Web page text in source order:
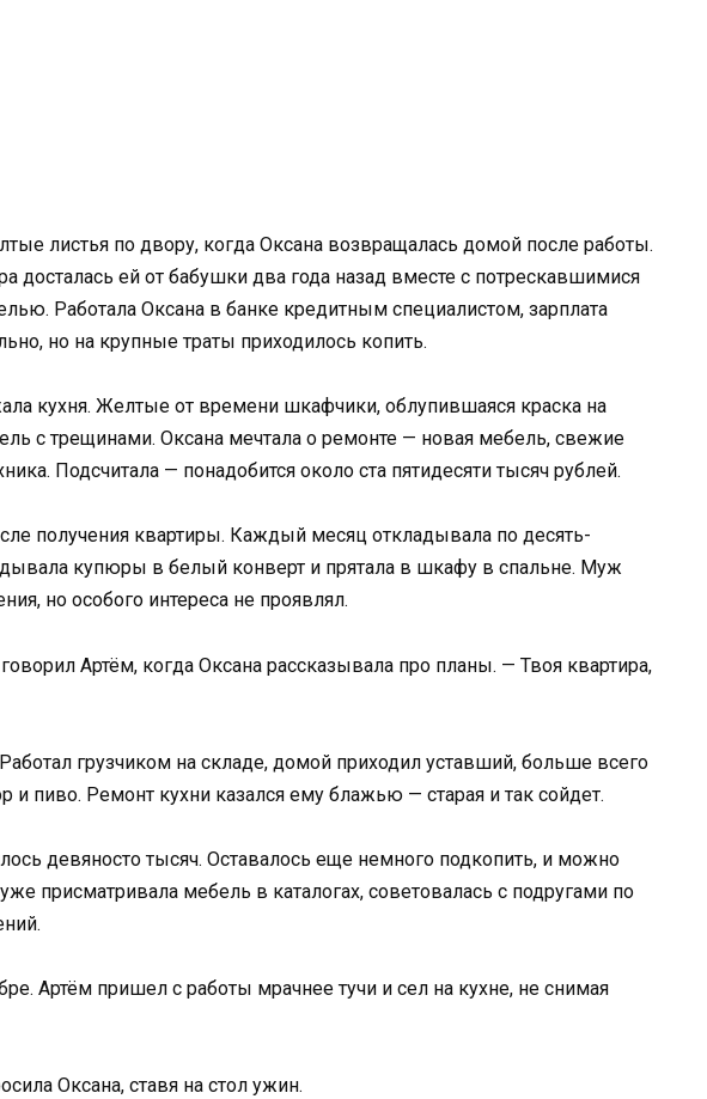
листья по двору, когда Оксана возвращалась домой после работы.
досталась ей от бабушки два года назад вместе с потрескавшимися
Работала Оксана в банке кредитным специалистом, зарплата
но на крупные траты приходилось копить.
кухня. Желтые от времени шкафчики, облупившаяся краска на
с трещинами. Оксана мечтала о ремонте — новая мебель, свежие
Подсчитала — понадобится около ста пятидесяти тысяч рублей.
получения квартиры. Каждый месяц откладывала по десять-
купюры в белый конверт и прятала в шкафу в спальне. Муж
но особого интереса не проявлял.
Артём, когда Оксана рассказывала про планы. — Твоя квартира,
грузчиком на складе, домой приходил уставший, больше всего
и пиво. Ремонт кухни казался ему блажью — старая и так сойдет.
девяносто тысяч. Оставалось еще немного подкопить, и можно
присматривала мебель в каталогах, советовалась с подругами по
Артём пришел с работы мрачнее тучи и сел на кухне, не снимая
Оксана, ставя на стол ужин.